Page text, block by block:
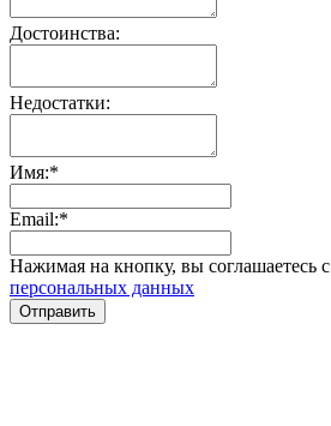
Достоинства:
Недостатки:
Имя:*
Email:*
Нажимая на кнопку, вы соглашаетесь с
персональных данных
Отправить